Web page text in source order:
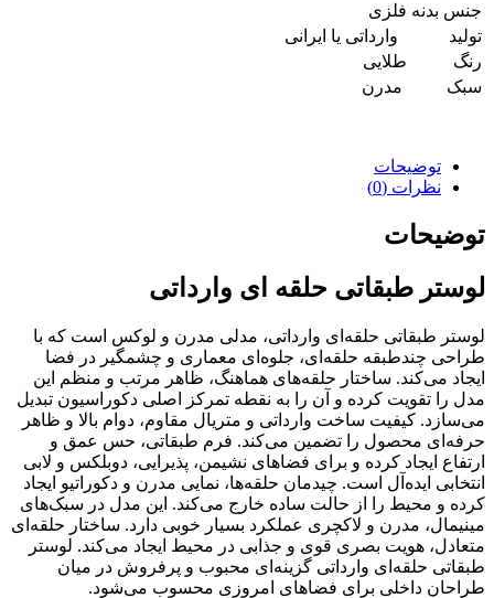
جنس بدنه فلزی
تولید
وارداتی یا ایرانی
رنگ
طلایی
سبک
مدرن
توضیحات
نظرات (0)
توضیحات
لوستر طبقاتی حلقه ای وارداتی
لوستر طبقاتی حلقه‌ای وارداتی، مدلی مدرن و لوکس است که با
طراحی چندطبقه حلقه‌ای، جلوه‌ای معماری و چشمگیر در فضا
ایجاد می‌کند. ساختار حلقه‌های هماهنگ، ظاهر مرتب و منظم این
مدل را تقویت کرده و آن را به نقطه تمرکز اصلی دکوراسیون تبدیل
می‌سازد. کیفیت ساخت وارداتی و متریال مقاوم، دوام بالا و ظاهر
حرفه‌ای محصول را تضمین می‌کند. فرم طبقاتی، حس عمق و
ارتفاع ایجاد کرده و برای فضاهای نشیمن، پذیرایی، دوبلکس و لابی
انتخابی ایده‌آل است. چیدمان حلقه‌ها، نمایی مدرن و دکوراتیو ایجاد
کرده و محیط را از حالت ساده خارج می‌کند. این مدل در سبک‌های
مینیمال، مدرن و لاکچری عملکرد بسیار خوبی دارد. ساختار حلقه‌ای
متعادل، هویت بصری قوی و جذابی در محیط ایجاد می‌کند. لوستر
طبقاتی حلقه‌ای وارداتی گزینه‌ای محبوب و پرفروش در میان
طراحان داخلی برای فضاهای امروزی محسوب می‌شود.